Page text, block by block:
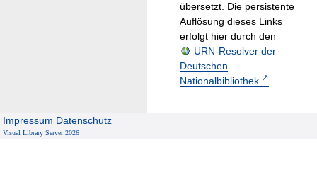
übersetzt. Die persistente
Auflösung dieses Links
erfolgt hier durch den
URN-Resolver der
Deutschen
Nationalbibliothek
.
Impressum Datenschutz
Visual Library Server 2026